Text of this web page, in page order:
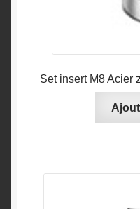
Set insert M8 Acier